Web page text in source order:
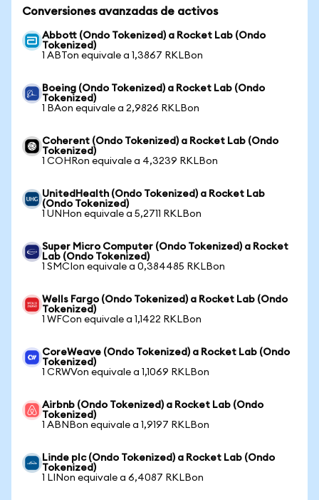
Conversiones avanzadas de activos
Abbott (Ondo Tokenized) a Rocket Lab (Ondo
Tokenized)
1 ABTon equivale a 1,3867 RKLBon
Boeing (Ondo Tokenized) a Rocket Lab (Ondo
Tokenized)
1 BAon equivale a 2,9826 RKLBon
Coherent (Ondo Tokenized) a Rocket Lab (Ondo
Tokenized)
1 COHRon equivale a 4,3239 RKLBon
UnitedHealth (Ondo Tokenized) a Rocket Lab
(Ondo Tokenized)
1 UNHon equivale a 5,2711 RKLBon
Super Micro Computer (Ondo Tokenized) a Rocket
Lab (Ondo Tokenized)
1 SMCIon equivale a 0,384485 RKLBon
Wells Fargo (Ondo Tokenized) a Rocket Lab (Ondo
Tokenized)
1 WFCon equivale a 1,1422 RKLBon
CoreWeave (Ondo Tokenized) a Rocket Lab (Ondo
Tokenized)
1 CRWVon equivale a 1,1069 RKLBon
Airbnb (Ondo Tokenized) a Rocket Lab (Ondo
Tokenized)
1 ABNBon equivale a 1,9197 RKLBon
Linde plc (Ondo Tokenized) a Rocket Lab (Ondo
Tokenized)
1 LINon equivale a 6,4087 RKLBon